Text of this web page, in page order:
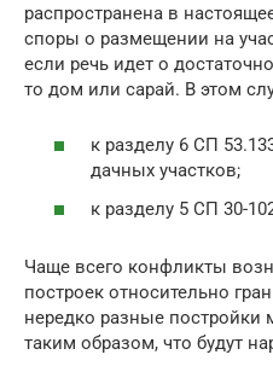
распространена в
споры о размещении на
если речь идет о
то дом или сарай. В этом
к разделу 6 СП
дачных участков;
к разделу 5 СП 30-
Чаще всего конфликты
построек относительно
нередко разные постройки
таким образом, что будут